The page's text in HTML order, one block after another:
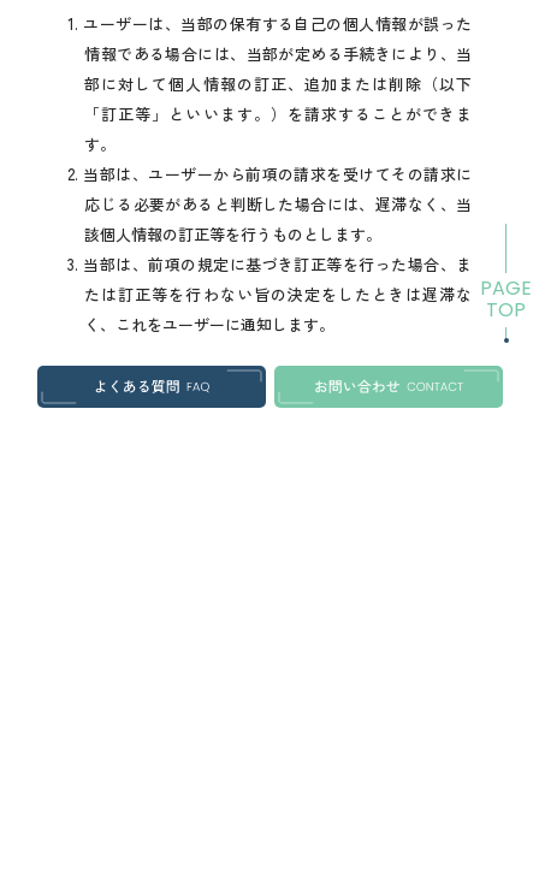
PAGE
TOP
1. ユーザーは、当部の保有する自己の個人情報が誤った
情報である場合には、当部が定める手続きにより、当
部に対して個人情報の訂正、追加または削除（以下
「訂正等」といいます。）を請求することができま
す。
2. 当部は、ユーザーから前項の請求を受けてその請求に
応じる必要があると判断した場合には、遅滞なく、当
該個人情報の訂正等を行うものとします。
3. 当部は、前項の規定に基づき訂正等を行った場合、ま
たは訂正等を行わない旨の決定をしたときは遅滞な
く、これをユーザーに通知します。